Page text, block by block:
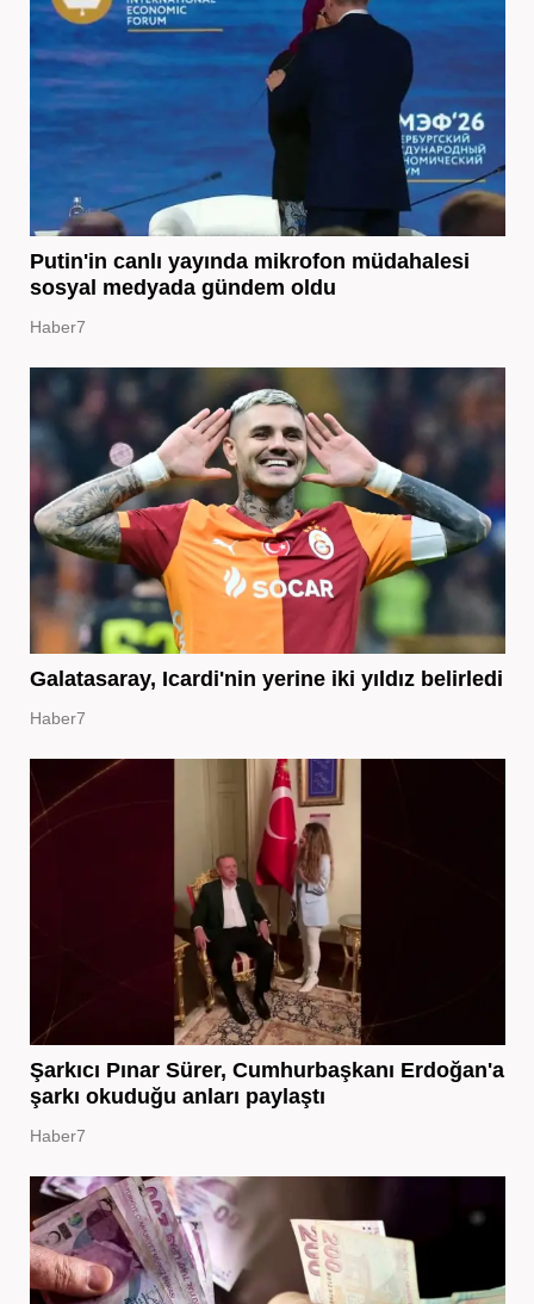
Putin'in canlı yayında mikrofon müdahalesi
sosyal medyada gündem oldu
Haber7
Galatasaray, Icardi'nin yerine iki yıldız belirledi
Haber7
Şarkıcı Pınar Sürer, Cumhurbaşkanı Erdoğan'a
şarkı okuduğu anları paylaştı
Haber7